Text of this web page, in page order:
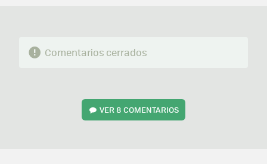
Comentarios cerrados
VER8 COMENTARIOS